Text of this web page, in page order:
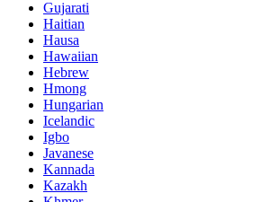
Gujarati
Haitian
Hausa
Hawaiian
Hebrew
Hmong
Hungarian
Icelandic
Igbo
Javanese
Kannada
Kazakh